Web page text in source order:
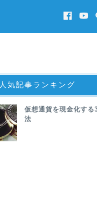
人気記事ランキング
仮想通貨を現金化する
法